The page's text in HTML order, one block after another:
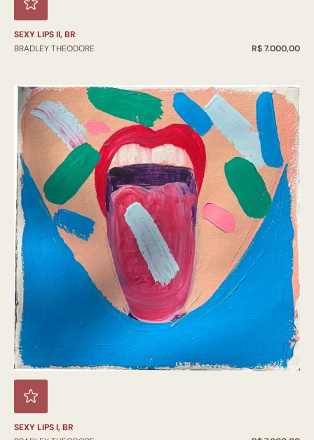
SEXY LIPS II, BR
BRADLEY THEODORE
R$ 7.000,00
SEXY LIPS I, BR